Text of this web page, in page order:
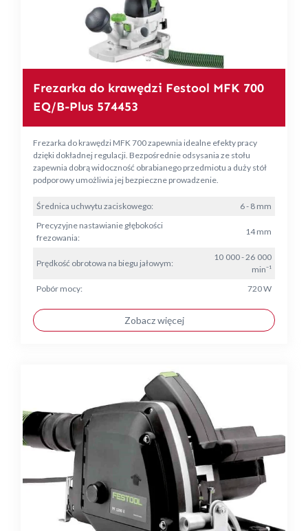
Frezarka do krawędzi Festool MFK 700
EQ/B-Plus 574453
Frezarka do krawędzi MFK 700 zapewnia idealne efekty pracy
dzięki dokładnej regulacji. Bezpośrednie odsysania ze stołu
zapewnia dobrą widoczność obrabianego przedmiotu a duży stół
podporowy umożliwia jej bezpieczne prowadzenie.
Średnica uchwytu zaciskowego:
6 - 8 mm
Precyzyjne nastawianie głębokości
frezowania:
14 mm
Prędkość obrotowa na biegu jałowym:
10 000 - 26 000
min⁻¹
Pobór mocy:
720 W
Zobacz więcej